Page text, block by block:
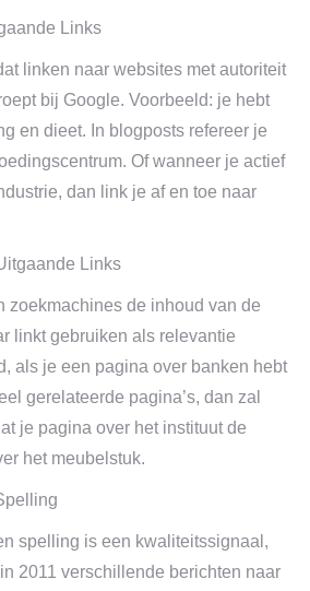
Links
linken naar websites met autoriteit
bij Google. Voorbeeld: je hebt
en dieet. In blogposts refereer je
Of wanneer je actief
dan link je af en toe naar
Links
zoekmachines de inhoud van de
linkt gebruiken als relevantie
als je een pagina over banken hebt
gerelateerde pagina’s, dan zal
je pagina over het instituut de
het meubelstuk.
spelling is een kwaliteitssignaal,
2011 verschillende berichten naar